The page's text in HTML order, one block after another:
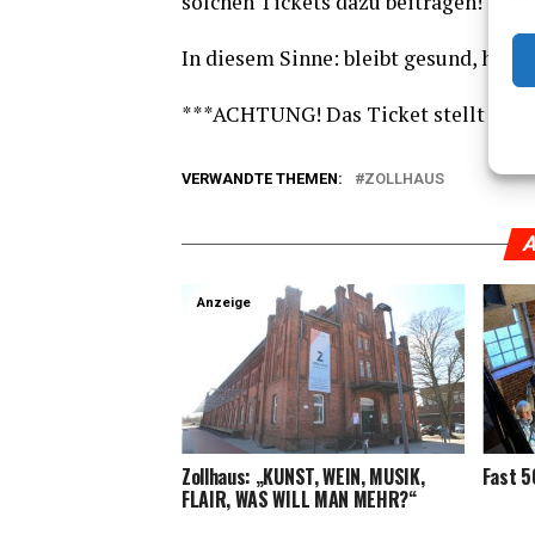
In die­sem Sin­ne: bleibt gesund,
***ACHTUNG! Das Ticket stellt
VERWANDTE THEMEN: ZOLLHAUS
Anzeige
Zoll­haus: „KUNST, WEIN, MUSIK,
FLAIR, WAS WILL MAN MEHR?“
Fast